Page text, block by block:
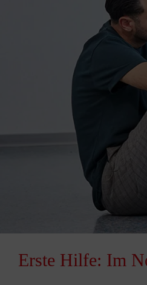
Erste Hilfe: Im